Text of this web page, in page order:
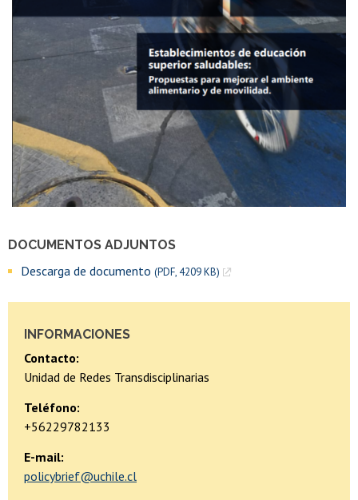
DOCUMENTOS ADJUNTOS
Descarga de documento (PDF, 4209 KB)
INFORMACIONES
Contacto:
Unidad de Redes Transdisciplinarias
Teléfono:
+56229782133
E-mail:
policybrief@uchile.cl